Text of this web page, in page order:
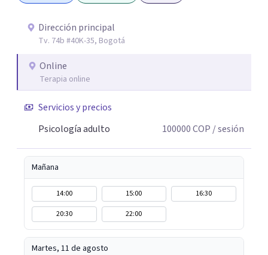
Dirección principal
Tv. 74b #40K-35, Bogotá
Online
Terapia online
Servicios y precios
Psicología adulto
100000COP / sesión
Mañana
14:00 15:00
16:30
20:30
22:00
Martes, 11 de agosto